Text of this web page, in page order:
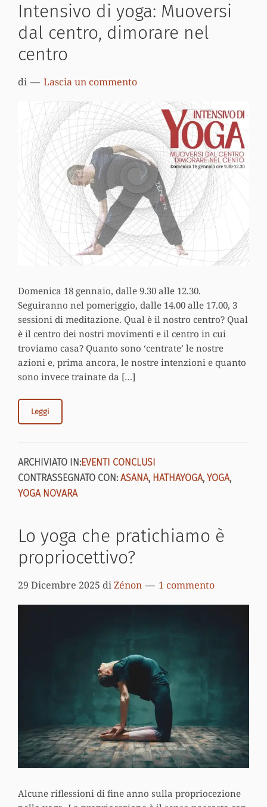
Intensivo di yoga: Muoversi
dal centro, dimorare nel
centro
di Lascia un commento
Domenica 18 gennaio, dalle 9.30 alle 12.30.
Seguiranno nel pomeriggio, dalle 14.00 alle 17.00, 3
sessioni di meditazione. Qual è il nostro centro? Qual
è il centro dei nostri movimenti e il centro in cui
troviamo casa? Quanto sono ‘centrate’ le nostre
azioni e, prima ancora, le nostre intenzioni e quanto
sono invece trainate da […]
Leggi
ARCHIVIATO IN:EVENTI CONCLUSI
CONTRASSEGNATO CON: ASANA, HATHAYOGA, YOGA,
YOGA NOVARA
Lo yoga che pratichiamo è
propriocettivo?
29 Dicembre 2025 diZénon 1 commento
Alcune riflessioni di fine anno sulla propriocezione